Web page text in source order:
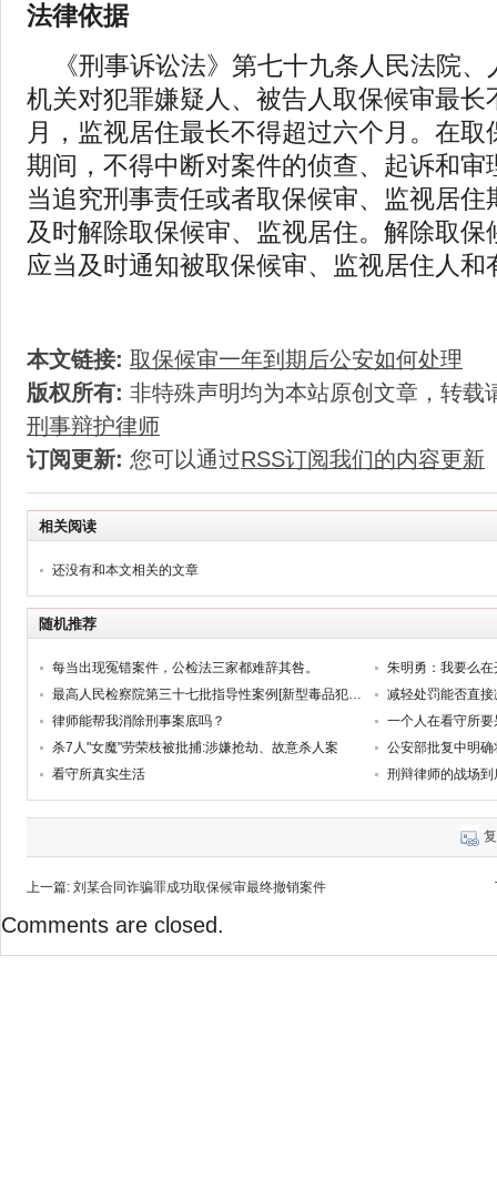
法律依据
《刑事诉讼法》第七十九条人民法院
机关对犯罪嫌疑人、被告人取保候审最长
月，监视居住最长不得超过六个月。在取
期间，不得中断对案件的侦查、起诉和审
当追究刑事责任或者取保候审、监视居住
及时解除取保候审、监视居住。解除取保
应当及时通知被取保候审、监视居住人和
本文链接: 取保候审一年到期后公安如何处理
版权所有: 非特殊声明均为本站原创文章，转载
刑事辩护律师
订阅更新: 您可以通过RSS订阅我们的内容更新
相关阅读
还没有和本文相关的文章
随机推荐
每当出现冤错案件，公检法三家都难辞其咎。
朱明勇：我要么
最高人民检察院第三十七批指导性案例[新型毒品犯罪案例]
减轻处罚能否直接
律师能帮我消除刑事案底吗？
杀7人"女魔"劳荣枝被批捕:涉嫌抢劫、故意杀人案
公安部批复中明
看守所真实生活
刑辩律师的战场
上一篇: 刘某合同诈骗罪成功取保候审最终撤销案件
Comments are closed.